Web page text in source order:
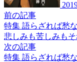
前の記事
特集 語らざれば愁
悲しみも苦しみも
次の記事
特集 語らざれば愁